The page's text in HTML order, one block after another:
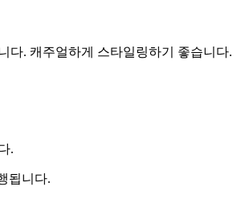
다. 캐주얼하게 스타일링하기 좋습니다.
.
됩니다.